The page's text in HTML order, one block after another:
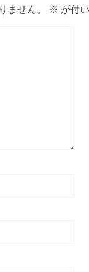
ません。 ※ が付